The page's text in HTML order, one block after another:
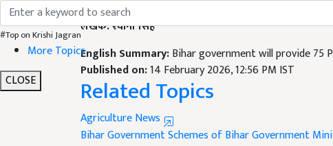
#Top on Krishi Jagran
More Topics
CLOSE
लेखक: रवीना सिंह
Published on:14 February 2026, 12:56 PM IST
Related Topics
Agriculture News
Bihar GovernmentSchemes of Bihar Government
Horticulture Bihar